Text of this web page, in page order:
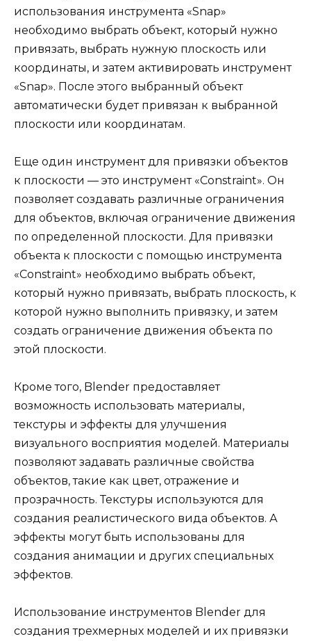
использования инструмента «Snap»
необходимо выбрать объект, который нужно
привязать, выбрать нужную плоскость или
координаты, и затем активировать инструмент
«Snap». После этого выбранный объект
автоматически будет привязан к выбранной
плоскости или координатам.
Еще один инструмент для привязки объектов
к плоскости — это инструмент «Constraint». Он
позволяет создавать различные ограничения
для объектов, включая ограничение движения
по определенной плоскости. Для привязки
объекта к плоскости с помощью инструмента
«Constraint» необходимо выбрать объект,
который нужно привязать, выбрать плоскость, к
которой нужно выполнить привязку, и затем
создать ограничение движения объекта по
этой плоскости.
Кроме того, Blender предоставляет
возможность использовать материалы,
текстуры и эффекты для улучшения
визуального восприятия моделей. Материалы
позволяют задавать различные свойства
объектов, такие как цвет, отражение и
прозрачность. Текстуры используются для
создания реалистического вида объектов. А
эффекты могут быть использованы для
создания анимации и других специальных
эффектов.
Использование инструментов Blender для
создания трехмерных моделей и их привязки